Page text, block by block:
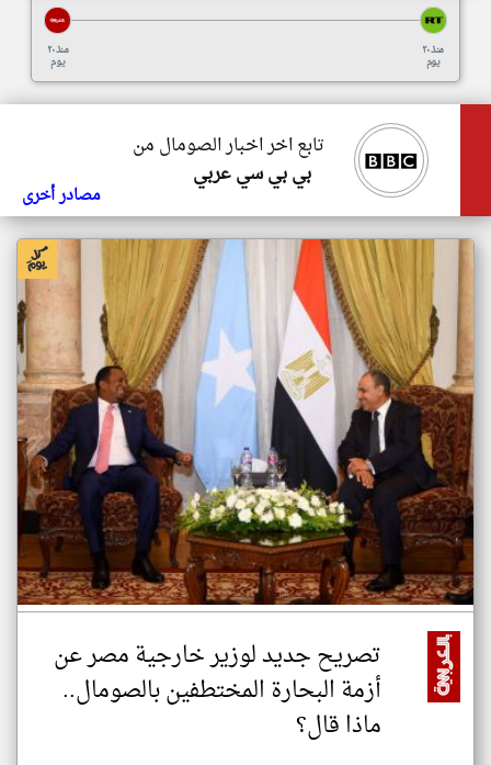
منذ ٢٠
يوم
منذ ٢٠
يوم
تابع اخر اخبار الصومال من
بي بي سي عربي
مصادر أخرى
تصريح جديد لوزير خارجية مصر عن
أزمة البحارة المختطفين بالصومال..
ماذا قال؟